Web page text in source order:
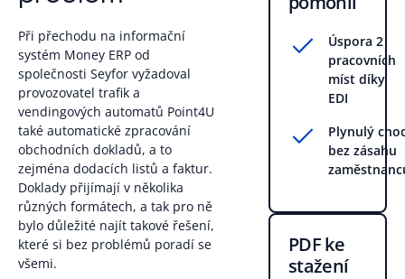
Při přechodu na informační
systém Money ERP od
společnosti Seyfor vyžadoval
provozovatel trafik a
vendingových automatů Point4U
také automatické zpracování
obchodních dokladů, a to
zejména dodacích listů a faktur.
Doklady přijímají v několika
různých formátech, a tak pro ně
bylo důležité najít takové řešení,
které si bez problémů poradí se
všemi.
Úspora 2
pracovních
míst díky
EDI
Plynulý
bez zásahu
PDF ke
stažení